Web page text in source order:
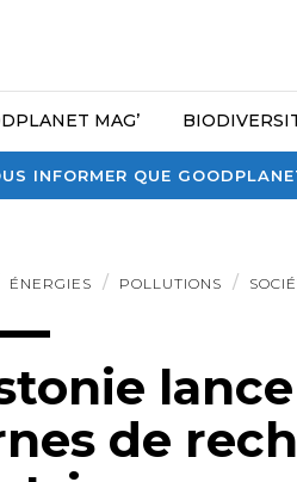
INFORMER QUE
MAG’
ÉNERGIES POLLUTIONS
de